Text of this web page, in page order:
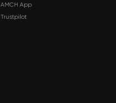
AMCH App
Trustpilot